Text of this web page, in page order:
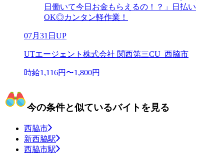
日働いて今日お金もらえるの！？」日払い
OK◎カンタン軽作業！
07月31日UP
UTエージェント株式会社 関西第三CU_西脇市
時給1,116円〜1,800円
今の条件と似ているバイトを見る
西脇市
新西脇駅
西脇市駅